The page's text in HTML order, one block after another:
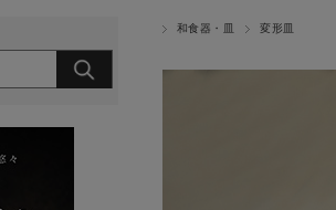
和食器・皿 変形皿